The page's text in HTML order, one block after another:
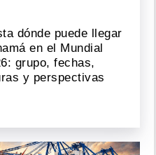
dónde puede llegar
en el Mundial
grupo, fechas,
y perspectivas